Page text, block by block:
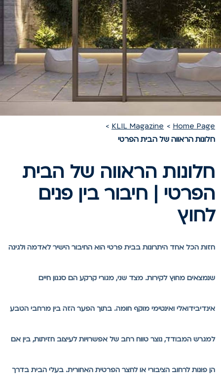
Home
KLIL Magazine
הראווה של הבית הפרטי
הראווה של הבית
| חיבור בין פנים
הכל אחד היתרונות בבית פרטי הוא החיבור הישיר לאדמה ולגינה
מחוץ לקירות. מצד שני, מגורי קרקע הם סגנון חיים
ואינטימי מוקף חומה. בתוך הפער הזה בין מרחבי הטבע
המבודד, נוצר טווח רחב של אפשרויות לעיצוב חזיתות, בין אם
פונות לרחוב הציבורי או לחצר הפרטית האחורית. בעלי הבית בדרך